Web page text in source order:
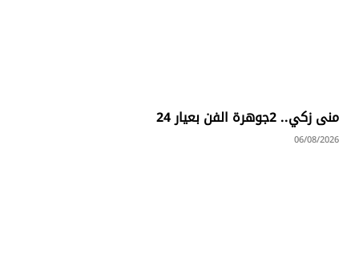
منى زكي.. 2جوهرة الفن بعيار 24
06/08/2026